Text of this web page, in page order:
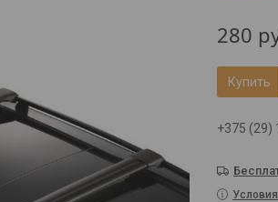
280
Купить
+375 (29)